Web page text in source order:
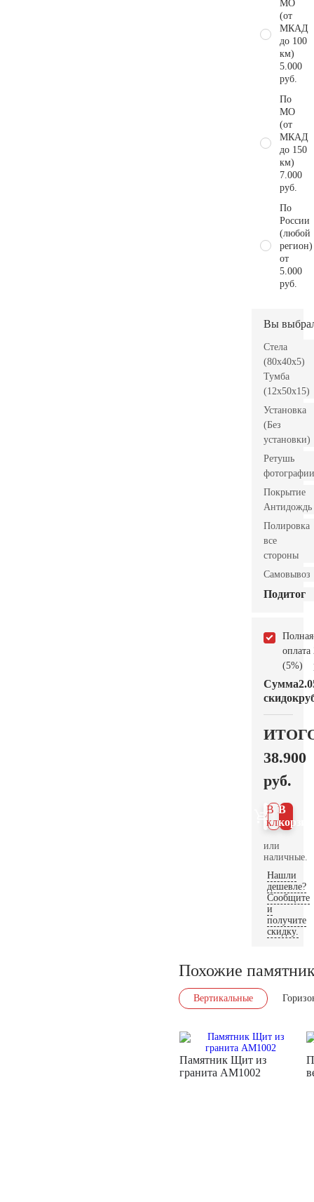
МО
(от
МКАД
до 100
км)
5.000
руб.
По
МО
(от
МКАД
до 150
км)
7.000
руб.
По
России
(любой
регион)
от
5.000
руб.
Вы
Стела
(80x40x5)
Тумба
(12x50x15)
Установка
(Без
установки)
Ретушь
фотографии
Покрытие
Антидождь
Полировка
все
стороны
Самовывоз
Подитог
Полная
оплата
(5%)
Сумма
скидок
38.900
руб.
В
В 1
клик
или
наличные.
Нашли
дешевле?
Сообщите
и
получите
скидку.
Похожие
Вертикальные
Памятник Щит из
гранита AM1002